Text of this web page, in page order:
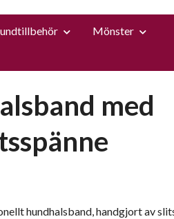
Mönster
med
hundhalsband, handgjort av